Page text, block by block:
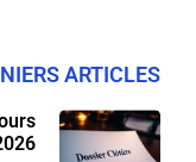
ARTICLES